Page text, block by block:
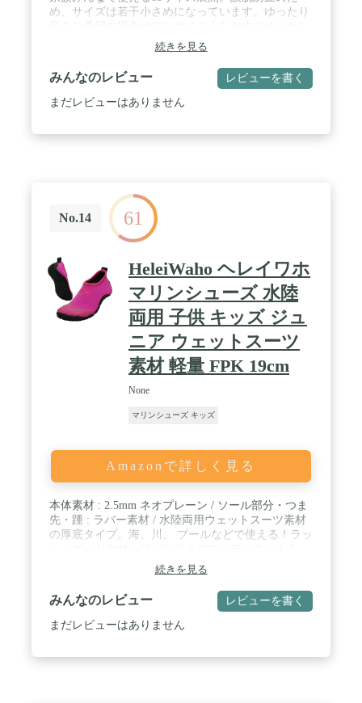
め、サイズは若干小さめになっています。ゆったり
ます。 / アウターソールは滑りにくいゴム製ソール
で、岩場などでも地面をしっかりグリップ！ / 履い
たまま泳げるほど軽量！しかもコンパクトで旅行や
レジャーへの持ち運びにも最適！ / 履き口がソフト
なので、かかとを踏んでスリッポンとしての着用も
続きを見る
みんなのレビュー レビューを書く
まだレビューはありません
No.14 61
HeleiWaho ヘレイワホ
マリンシューズ 水陸
両用 子供 キッズ ジュ
ニア ウェットスーツ
素材 軽量 FPK 19cm
None
マリンシューズ キッズ
Amazonで詳しく見る
本体素材 : 2.5mm ネオプレーン / ソール部分・つま
先・踵 : ラバー素材 / 水陸両用ウェットスーツ素材
の厚底タイプ。海、川、 プールなどで使える！ラッ
OK / ゴム素材とネオプレーン素材のつなぎに防水接
着剤を使用しております。塗りむらや若干のはみ出
しがある場合がございます。 / キッズサイズ
15~21cm
続きを見る
みんなのレビュー レビューを書く
まだレビューはありません